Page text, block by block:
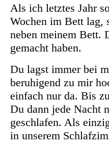
Als ich letztes Jahr
Wochen im Bett lag,
neben meinem Bett.
gemacht haben.
Du lagst immer bei
beruhigend zu mir
einfach nur da. Bis
Du dann jede Nacht
geschlafen. Als
in unserem